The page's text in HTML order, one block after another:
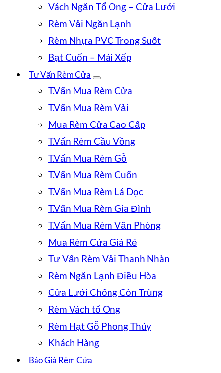
Vách Ngăn Tổ Ong – Cửa Lưới
Rèm Vải Ngăn Lạnh
Rèm Nhựa PVC Trong Suốt
Bạt Cuốn – Mái Xếp
Tư Vấn Rèm Cửa
T.Vấn Mua Rèm Cửa
T.Vấn Mua Rèm Vải
Mua Rèm Cửa Cao Cấp
T.Vấn Rèm Cầu Vồng
T.Vấn Mua Rèm Gỗ
T.Vấn Mua Rèm Cuốn
T.Vấn Mua Rèm Lá Dọc
T.Vấn Mua Rèm Gia Đình
T.Vấn Mua Rèm Văn Phòng
Mua Rèm Cửa Giá Rẻ
Tư Vấn Rèm Vải Thanh Nhàn
Rèm Ngăn Lạnh Điều Hòa
Cửa Lưới Chống Côn Trùng
Rèm Vách tổ Ong
Rèm Hạt Gỗ Phong Thủy
Khách Hàng
Báo Giá Rèm Cửa